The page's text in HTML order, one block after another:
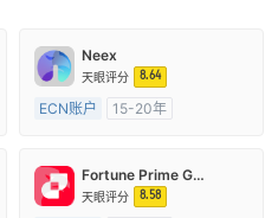
Neex
天眼评分 8.64
ECN账户
15-20年
主标MT4
Fortune Prime Global
天眼评分 8.58